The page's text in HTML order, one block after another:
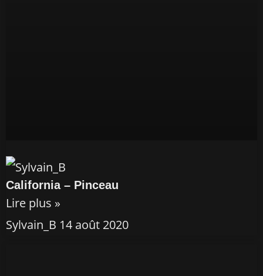
California – Pinceau
Lire plus »
Sylvain_B 14 août 2020